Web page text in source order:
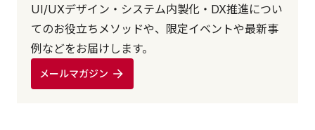
UI/UXデザイン・システム内製化・DX推進につい
てのお役立ちメソッドや、限定イベントや最新事
例などをお届けします。
メールマガジン